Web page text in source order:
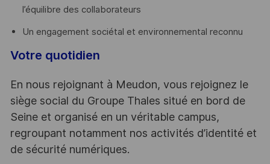
l’équilibre des collaborateurs
Un engagement sociétal et environnemental reconnu
Votre quotidien
En nous rejoignant à Meudon, vous rejoignez le
siège social du Groupe Thales situé en bord de
Seine et organisé en un véritable campus,
regroupant notamment nos activités d’identité et
de sécurité numériques.